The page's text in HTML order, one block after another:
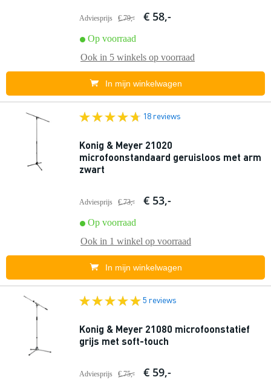
Adviesprijs € 79,- € 58,-
Op voorraad
Ook in 5 winkels op voorraad
In mijn winkelwagen
18 reviews
Konig & Meyer 21020
microfoonstandaard geruisloos met arm
zwart
Adviesprijs € 73,- € 53,-
Op voorraad
Ook in 1 winkel op voorraad
In mijn winkelwagen
5 reviews
Konig & Meyer 21080 microfoonstatief
grijs met soft-touch
Adviesprijs € 75,- € 59,-